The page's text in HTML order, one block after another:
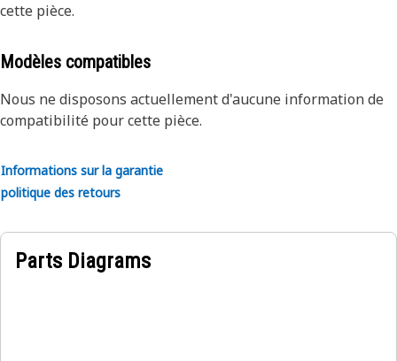
cette pièce.
Modèles compatibles
Nous ne disposons actuellement d'aucune information de
compatibilité pour cette pièce.
Informations sur la garantie
politique des retours
Parts Diagrams